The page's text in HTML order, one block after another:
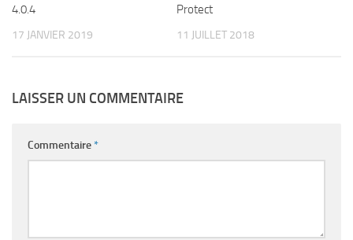
4.0.4
17 JANVIER 2019
Protect
11 JUILLET 2018
LAISSER UN COMMENTAIRE
Commentaire*